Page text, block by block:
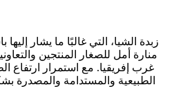
زبدة الشيا، التي غالبًا ما يشار
منارة أمل للصغار المنتجين
غرب إفريقيا. مع استمرار ارتفاع
الطبيعية والمستدامة والمصدرة